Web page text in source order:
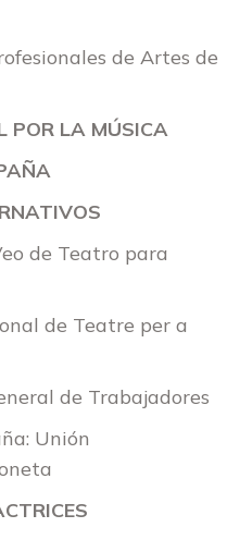
de Artes de
POR LA MÚSICA
de Teatro para
de Teatre per a
de Trabajadores
Unión